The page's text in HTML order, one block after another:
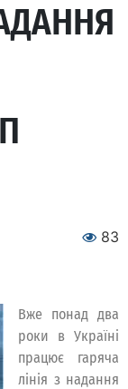
83
Вже понад два
роки в Україні
працює гаряча
лінія з надання